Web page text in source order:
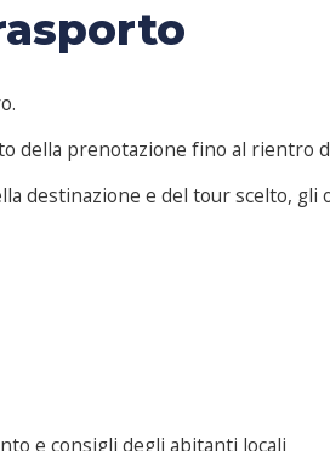
della prenotazione fino al rientro
destinazione e del tour scelto, gli
e consigli degli abitanti locali